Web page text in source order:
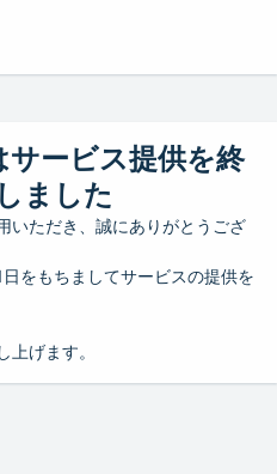
サービス提供を終
ました
いただき、誠にありがとうござ
をもちましてサービスの提供を
げます。